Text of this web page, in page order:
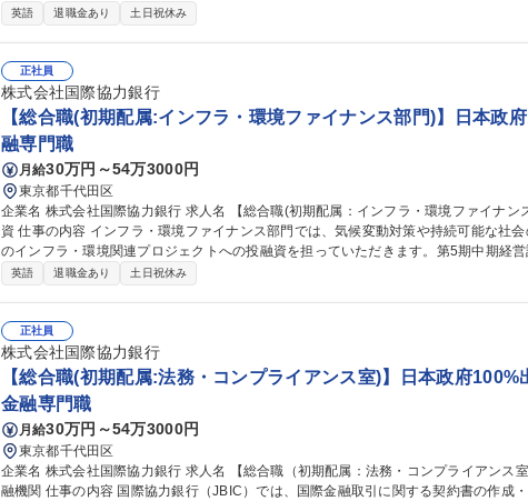
の設計、ファンド組成に向けた調整、スタートアップや海外展開企業との交渉・デュ
点と金融的専門性の両立が求められる、やりがいの大きなポジションです。 募集職種 【総合職(初期配属：エクイ
ティファイナンス部門)】日本政府100%出資
英語 退職金あり 土日祝休み
正社員
株式会社国際協力銀行
【総合職(初期配属:インフラ・環境ファイナンス部門)】日本政
融専門職
月給30万円～54万3000円
東京都千代田区
企業名 株式会社国際協力銀行 求人名 【総合職(初期配属：インフラ・環境ファイナンス部門)】日本政府100%出
資 仕事の内容 インフラ・環境ファイナンス部門では、気候変動対策や持続可能な社会の実現を見据えた、国内外
のインフラ・環境関連プロジェクトへの投融資を担っていただきます。第5期中期経
のもと、 各国の経済・エネルギー事情に応じた“現実的かつ共創型の脱炭素プロセス”の構築を重視。洋上風力、水
業性を両立したファイナンスを設計・実行できる、社会的意義の高いポジションです。 募集職種 【総合職(初期配
属：インフラ・環境ファイナンス部門)】日本政府100%出資
英語 退職金あり 土日祝休み
正社員
株式会社国際協力銀行
【総合職(初期配属:法務・コンプライアンス室)】日本政府
金融専門職
月給30万円～54万3000円
東京都千代田区
企業名 株式会社国際協力銀行 求人名 【総合職（初期配属：法務・コンプライアンス室）】日本政府100%出資金
融機関 仕事の内容 国際協力銀行（JBIC）では、国際金融取引に関する契約書の作成・審査、法令遵守体制の整